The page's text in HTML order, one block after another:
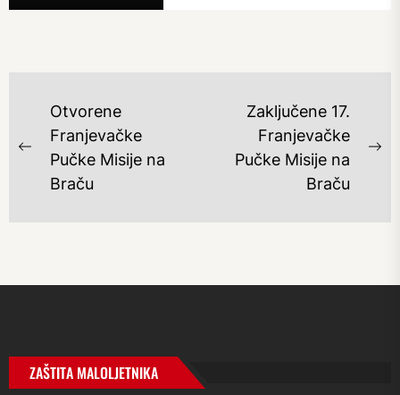
NAVIGACIJA
OBJAVA
Previous
post:
Otvorene
Franjevačke
Pučke Misije na
Braču
Zaključene 17.
Franjevačke
Pučke Misije na
Braču
ZAŠTITA MALOLJETNIKA